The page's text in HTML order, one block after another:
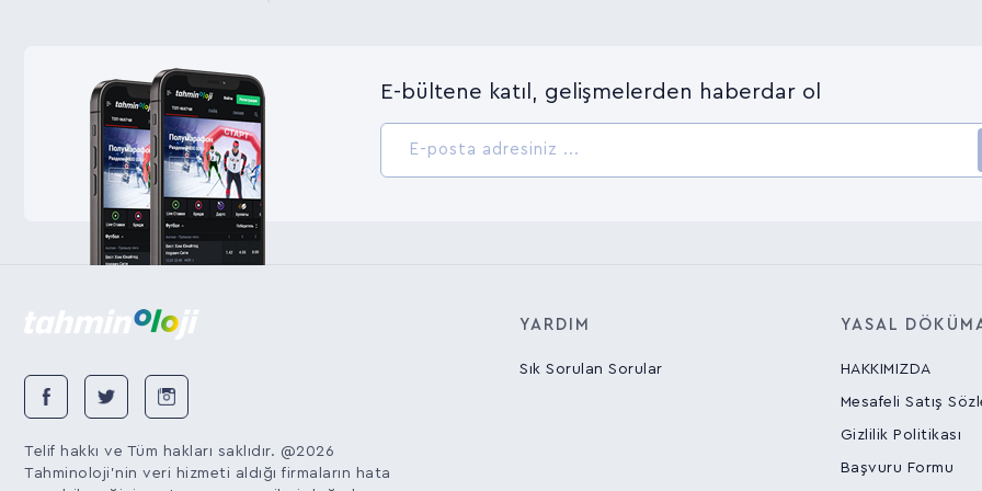
E-bültene katıl, gelişmelerden haberdar ol
Telif hakkı ve Tüm hakları saklıdır. @2026
Tahminoloji'nin veri hizmeti aldığı firmaların hata
YARDIM
Sık Sorulan Sorular
YASAL
HAKKIMIZDA
Mesafeli Satış
Gizlilik Politikası
Başvuru Formu